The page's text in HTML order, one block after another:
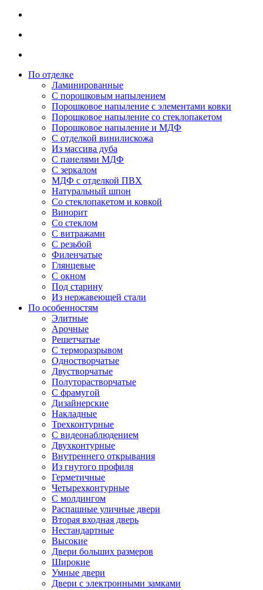
По отделке
Ламинированные
С порошковым напылением
Порошковое напыление с элементами ковки
Порошковое напыление со стеклопакетом
Порошковое напыление и МДФ
С отделкой винилискожа
Из массива дуба
С панелями МДФ
С зеркалом
МДФ с отделкой ПВХ
Натуральный шпон
Со стеклопакетом и ковкой
Винорит
Со стеклом
С витражами
С резьбой
Филенчатые
Глянцевые
С окном
Под старину
Из нержавеющей стали
По особенностям
Элитные
Арочные
Решетчатые
С терморазрывом
Одностворчатые
Двустворчатые
Полуторастворчатые
С фрамугой
Дизайнерские
Накладные
Трехконтурные
С видеонаблюдением
Двухконтурные
Внутреннего открывания
Из гнутого профиля
Герметичные
Четырехконтурные
С молдингом
Распашные уличные двери
Вторая входная дверь
Нестандартные
Высокие
Двери больших размеров
Широкие
Умные двери
Двери с электронными замками